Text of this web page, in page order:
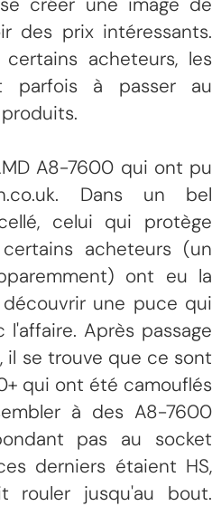
des prix intéressants.
acheteurs, les
parfois à passer au
A8-7600 qui ont pu
Dans un bel
celui qui protège
acheteurs (un
ont eu la
une puce qui
Après passage
il se trouve que ce sont
qui ont été camouflés
à des A8-7600
pas au socket
derniers étaient HS,
rouler jusqu'au bout.